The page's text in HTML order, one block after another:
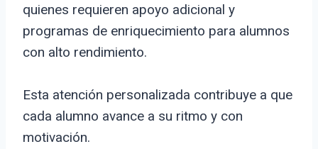
quienes requieren apoyo adicional y
programas de enriquecimiento para alumnos
con alto rendimiento.
Esta atención personalizada contribuye a que
cada alumno avance a su ritmo y con
motivación.